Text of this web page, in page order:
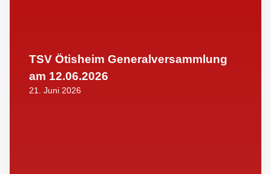
TSV Ötisheim Generalversammlung
am 12.06.2026
21. Juni 2026